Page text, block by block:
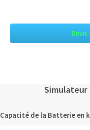
Devis
Simulateur
Capacité de la Batterie en